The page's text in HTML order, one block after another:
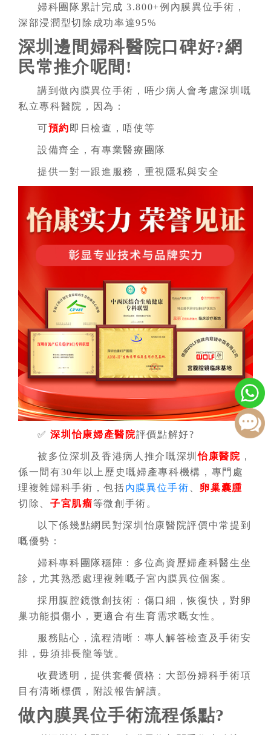
婦科團隊累計完成 3.800+例內膜異位手術，
深部浸潤型切除成功率達95%
深圳邊間婦科醫院口碑好?網
民常推介呢間!
講到做內膜異位手術，唔少病人會考慮深圳嘅
私立專科醫院，因為：
可預約 即日檢查，唔使等
設備齊全，有專業醫療團隊
提供一對一跟進服務，重視隱私與安全
✅深圳怡康婦產醫院評價點解好?
被多位深圳及香港病人推介嘅深圳怡康醫院 ，
係一間有30年以上歷史嘅婦產專科機構，專門處
理複雜婦科手術，包括內膜異位手術
卵巢囊腫
切除、子宮肌瘤等微創手術。
以下係幾點網民對深圳怡康醫院評價中常提到
嘅優勢：
婦科專科團隊穩陣：多位高資歷婦產科醫生坐
診，尤其熟悉處理複雜嘅子宮內膜異位個案。
採用腹腔鏡微創技術：傷口細，恢復快，對卵
巢功能損傷小，更適合有生育需求嘅女性。
服務貼心，流程清晰：專人解答檢查及手術安
排，毋須排長龍等號。
收費透明，提供套餐價格：大部份婦科手術項
目有清晰標價，附設報告解讀。
做內膜異位手術流程係點?